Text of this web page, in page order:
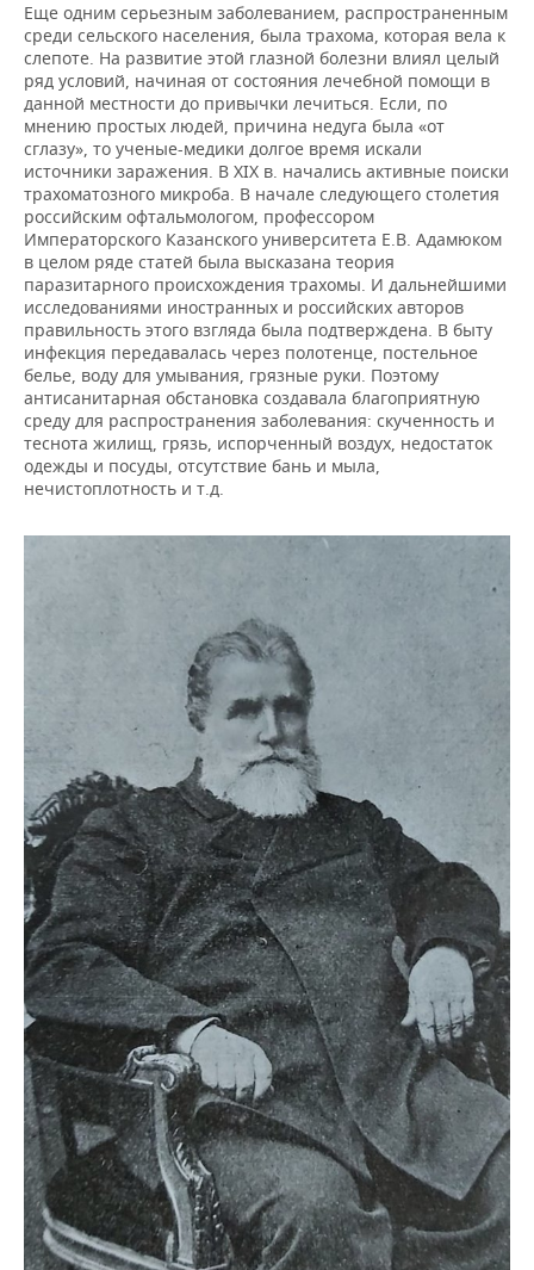
Еще одним серьезным заболеванием, распространенным
среди сельского населения, была трахома, которая вела к
слепоте. На развитие этой глазной болезни влиял целый
ряд условий, начиная от состояния лечебной помощи в
данной местности до привычки лечиться. Если, по
мнению простых людей, причина недуга была «от
сглазу», то ученые-медики долгое время искали
источники заражения. В XIX в. начались активные поиски
трахоматозного микроба. В начале следующего столетия
российским офтальмологом, профессором
Императорского Казанского университета Е.В. Адамюком
в целом ряде статей была высказана теория
паразитарного происхождения трахомы. И дальнейшими
исследованиями иностранных и российских авторов
правильность этого взгляда была подтверждена. В быту
инфекция передавалась через полотенце, постельное
белье, воду для умывания, грязные руки. Поэтому
антисанитарная обстановка создавала благоприятную
среду для распространения заболевания: скученность и
теснота жилищ, грязь, испорченный воздух, недостаток
одежды и посуды, отсутствие бань и мыла,
нечистоплотность и т.д.